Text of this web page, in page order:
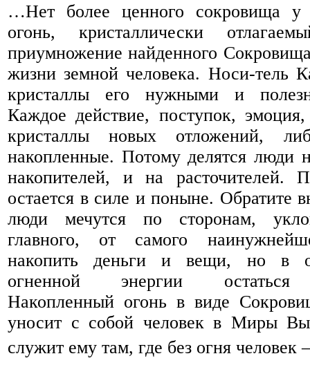
…Нет более ценного сокровища у
огонь, кристаллически
приумножение найденного
жизни земной человека. Носи-тель
кристаллы его нужными и
Каждое действие, поступок,
кристаллы новых отложений,
накопленные. Потому делятся люди
накопителей, и на расточителей.
остается в силе и поныне. Обратите
люди мечутся по сторонам,
главного, от самого
накопить деньги и вещи, но в
огненной энергии остаться
Накопленный огонь в виде
уносит с собой человек в Миры
служит ему там, где без огня